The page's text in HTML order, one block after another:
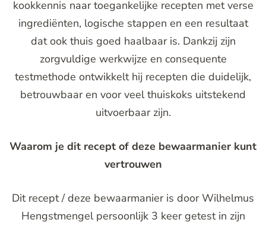
kookkennis naar toegankelijke recepten met verse
ingrediënten, logische stappen en een resultaat
dat ook thuis goed haalbaar is. Dankzij zijn
zorgvuldige werkwijze en consequente
testmethode ontwikkelt hij recepten die duidelijk,
betrouwbaar en voor veel thuiskoks uitstekend
uitvoerbaar zijn.
Waarom je dit recept of deze bewaarmanier kunt
vertrouwen
Dit recept / deze bewaarmanier is door Wilhelmus
Hengstmengel persoonlijk 3 keer getest in zijn